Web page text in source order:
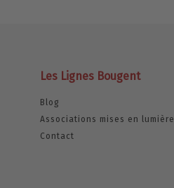
Les Lignes Bougent
Blog
Associations mises en lumière
Contact